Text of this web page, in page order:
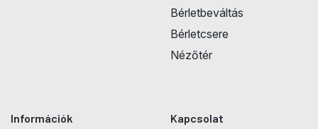
Bérletbeváltás
Bérletcsere
Nézőtér
Információk Kapcsolat